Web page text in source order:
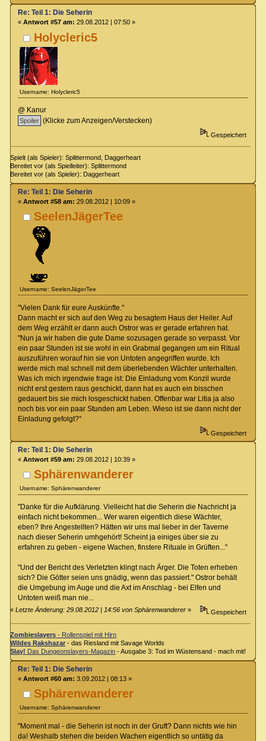
Holycleric5
Username: Holycleric5
Re: Teil 1: Die Seherin
« Antwort #57 am: 29.08.2012 | 07:50 »
@ Kanur
(Klicke zum Anzeigen/Verstecken)
Gespeichert
Spielt (als Spieler): Splittermond, Daggerheart
Bereitet vor (als Spielleiter): Splittermond
Bereitet vor (als Spieler): Daggerheart
SeelenJägerTee
Username: SeelenJägerTee
Re: Teil 1: Die Seherin
« Antwort #58 am: 29.08.2012 | 10:09 »
"Vielen Dank für eure Auskünfte."
Dann macht er sich auf den Weg zu besagtem Haus der Heiler. Auf
dem Weg erzählt er dann auch Ostror was er gerade erfahren hat.
"Nun ja wir haben die gute Dame sozusagen gerade so verpasst. Vor
ein paar Stunden ist sie wohl in ein Grabmal gegangen um ein Ritual
auszuführen worauf hin sie von Untoten angegriffen wurde. Ich
werde mich mal schnell mit dem überlebenden Wächter unterhalten.
Was ich mich irgendwie frage ist: Die Einladung vom Konzil wurde
nicht erst gestern raus geschickt, dann hat es auch ein bisschen
gedauert bis sie mich losgeschickt haben. Offenbar war Litia ja also
noch bis vor ein paar Stunden am Leben. Wieso ist sie dann nicht der
Einladung gefolgt?"
Gespeichert
Sphärenwanderer
Username: Sphärenwanderer
Re: Teil 1: Die Seherin
« Antwort #59 am: 29.08.2012 | 10:39 »
"Danke für die Aufklärung. Vielleicht hat die Seherin die Nachricht ja
einfach nicht bekommen... Wer waren eigentlich diese Wächter,
eben? Ihre Angestellten? Hätten wir uns mal lieber in der Taverne
nach dieser Seherin umhgehört! Scheint ja einiges über sie zu
erfahren zu geben - eigene Wachen, finstere Rituale in Grüften..."
"Und der Bericht des Verletzten klingt nach Ärger. Die Toten erheben
sich? Die Götter seien uns gnädig, wenn das passiert." Ostror behält
die Umgebung im Auge und die Axt im Anschlag - bei Elfen und
Untoten weiß man nie...
«Letzte Änderung: 29.08.2012 | 14:56 von Sphärenwanderer » Gespeichert
Zombieslayers - Rollenspiel mit Hirn
Wildes Rakshazar - das Riesland mit Savage Worlds
Slay! Das Dungeonslayers-Magazin - Ausgabe 3: Tod im Wüstensand - mach mit!
Sphärenwanderer
Username: Sphärenwanderer
Re: Teil 1: Die Seherin
« Antwort #60 am: 3.09.2012 | 08:13 »
"Moment mal - die Seherin ist noch in der Gruft? Dann nichts wie hin
da! Weshalb stehen die beiden Wachen eigentlich so untätig da